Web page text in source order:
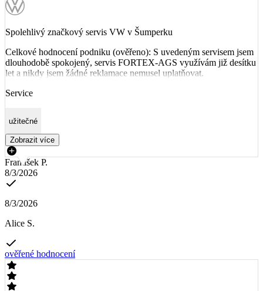
Spolehlivý značkový servis VW v Šumperku
Celkové hodnocení podniku (ověřeno): S uvedeným servisem jsem
dlouhodobě spokojený, servis FORTEX-AGS využívám již desítku
let a nikdy jsem žádné reklamace nemusel uplatňovat.
Service
užitečné
Zobrazit více
František P.
8/3/2026
8/3/2026
Alice S.
ověřené hodnocení